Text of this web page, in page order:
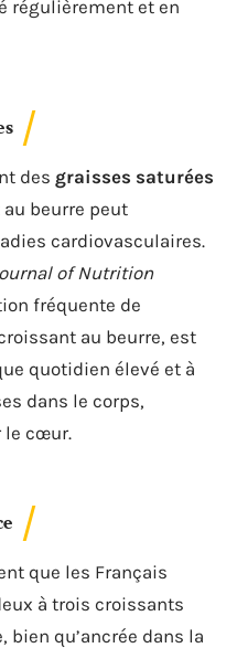
régulièrement et en
des graisses saturées
beurre peut
cardiovasculaires.
of Nutrition
fréquente de
au beurre, est
quotidien élevé et à
dans le corps,
le cœur.
que les Français
à trois croissants
bien qu’ancrée dans la